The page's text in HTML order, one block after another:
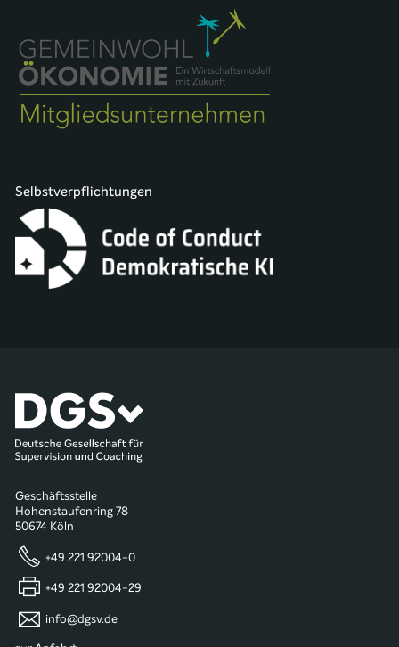
Selbstverpflichtungen
Geschäftsstelle
Hohenstaufenring 78
50674 Köln
+49 221 92004-0
+49 221 92004-29
info@dgsv.de